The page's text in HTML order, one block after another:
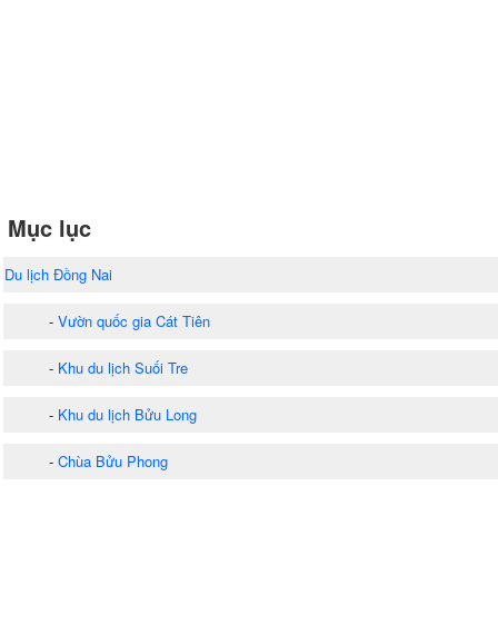
Mục lục
Du lịch Đồng Nai
- Vườn quốc gia Cát Tiên
- Khu du lịch Suối Tre
- Khu du lịch Bửu Long
- Chùa Bửu Phong